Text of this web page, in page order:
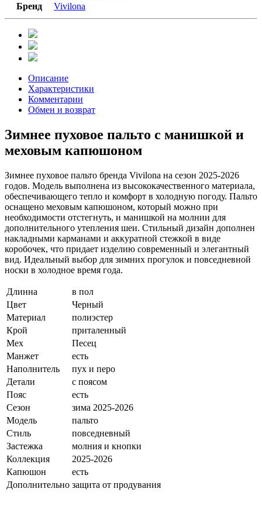
Бренд
Vivilona
Описание
Характеристики
Комментарии
Обмен и возврат
Зимнее пуховое пальто с манишкой и
меховым капюшоном
Зимнее пуховое пальто бренда Vivilona на сезон 2025-2026
годов. Модель выполнена из высококачественного материала,
обеспечивающего тепло и комфорт в холодную погоду. Пальто
оснащено меховым капюшоном, который можно при
необходимости отстегнуть, и манишкой на молнии для
дополнительного утепления шеи. Стильный дизайн дополнен
накладными карманами и аккуратной стежкой в виде
коробочек, что придает изделию современный и элегантный
вид. Идеальный выбор для зимних прогулок и повседневной
носки в холодное время года.
Длинна
в пол
Цвет
Черный
Материал
полиэстер
Крой
приталенный
Мех
Песец
Манжет
есть
Наполнитель
пух и перо
Детали
с поясом
Пояс
есть
Сезон
зима 2025-2026
Модель
пальто
Стиль
повседневный
Застежка
молния и кнопки
Коллекция
2025-2026
Капюшон
есть
Дополнительно защита от продувания